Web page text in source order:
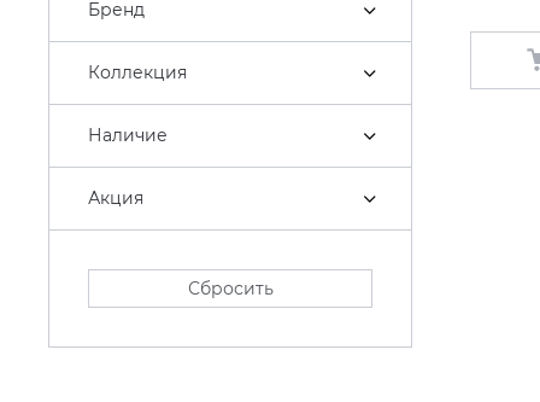
Бренд
Коллекция
Наличие
Акция
Сбросить